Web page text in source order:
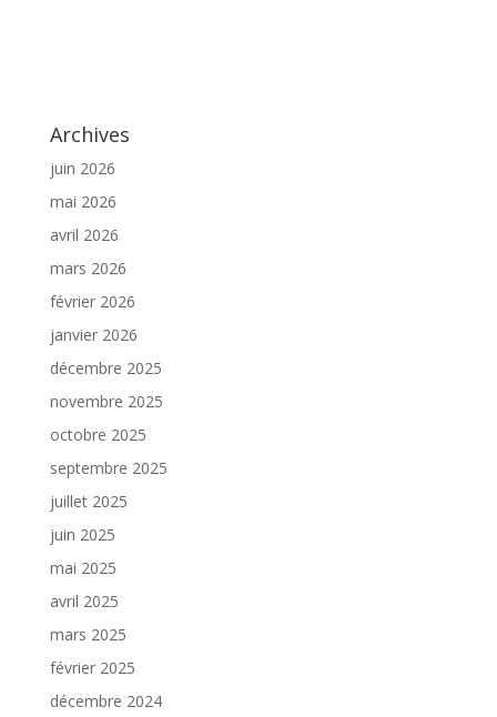
Archives
juin 2026
mai 2026
avril 2026
mars 2026
février 2026
janvier 2026
décembre 2025
novembre 2025
octobre 2025
septembre 2025
juillet 2025
juin 2025
mai 2025
avril 2025
mars 2025
février 2025
décembre 2024